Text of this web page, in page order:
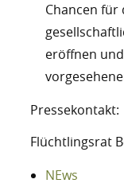
Chancen für
eröffnen
Pressekontakt:
Flüchtlingsrat
NEws